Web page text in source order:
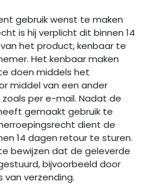
gebruik wenst te maken
is hij verplicht dit binnen 14
het product, kenbaar te
Het kenbaar maken
doen middels het
middel van een ander
per e-mail. Nadat de
gemaakt gebruik te
dient de
14 dagen retour te sturen.
bewijzen dat de geleverde
bijvoorbeeld door
van verzending.